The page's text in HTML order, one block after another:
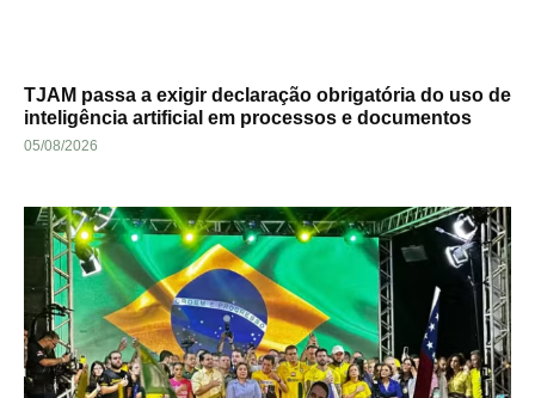
TJAM passa a exigir declaração obrigatória do uso de
inteligência artificial em processos e documentos
05/08/2026